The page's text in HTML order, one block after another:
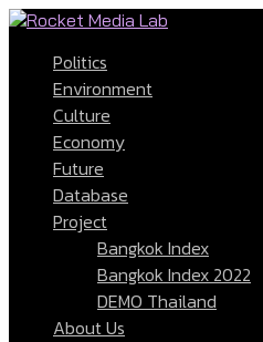
Politics
Environment
Culture
Economy
Future
Database
Project
Bangkok Index
Bangkok Index 2022
DEMO Thailand
About Us